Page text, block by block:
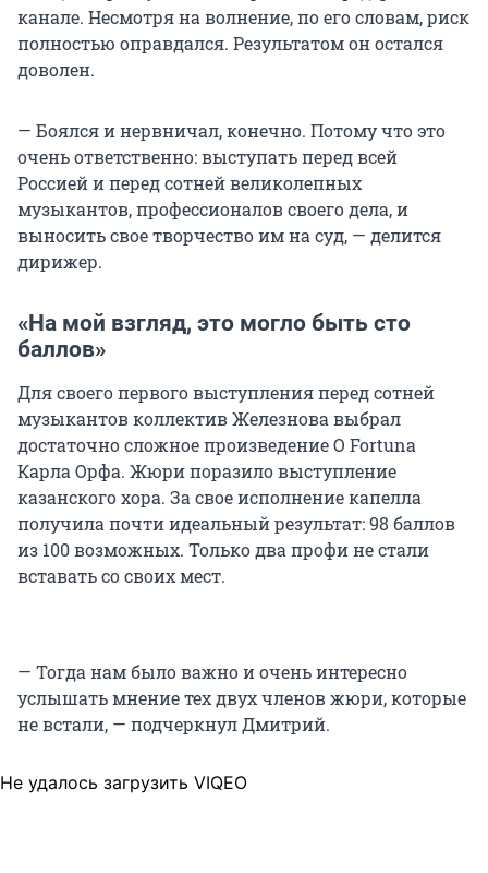
канале. Несмотря на волнение, по его словам, риск
полностью оправдался. Результатом он остался
доволен.
— Боялся и нервничал, конечно. Потому что это
очень ответственно: выступать перед всей
Россией и перед сотней великолепных
музыкантов, профессионалов своего дела, и
выносить свое творчество им на суд, — делится
дирижер.
«На мой взгляд, это могло быть сто
баллов»
Для своего первого выступления перед сотней
музыкантов коллектив Железнова выбрал
достаточно сложное произведение O Fortuna
Карла Орфа. Жюри поразило выступление
казанского хора. За свое исполнение капелла
получила почти идеальный результат:98 баллов
из 100 возможных. Только два профи не стали
вставать со своих мест.
— Тогда нам было важно и очень интересно
услышать мнение тех двух членов жюри, которые
не встали, — подчеркнул Дмитрий.
Не удалось загрузить VIQEO